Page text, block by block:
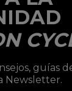
guías
Newsletter.